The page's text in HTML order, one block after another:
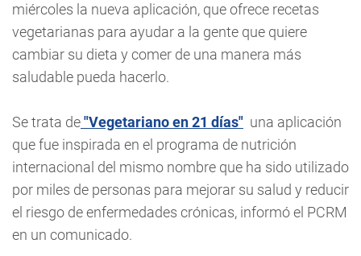
miércoles la nueva aplicación, que ofrece recetas
vegetarianas para ayudar a la gente que quiere
cambiar su dieta y comer de una manera más
saludable pueda hacerlo.
Se trata de"Vegetariano en 21 días" una aplicación
que fue inspirada en el programa de nutrición
internacional del mismo nombre que ha sido utilizado
por miles de personas para mejorar su salud y reducir
el riesgo de enfermedades crónicas, informó el PCRM
en un comunicado.